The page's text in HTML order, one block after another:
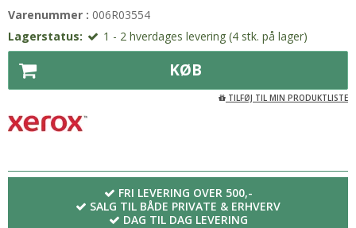
Varenummer : 006R03554
Lagerstatus:
1 - 2 hverdages levering (4 stk. på lager)
KØB
TILFØJ TIL MIN PRODUKTLISTE
FRI LEVERING OVER 500,-
SALG TIL BÅDE PRIVATE & ERHVERV
DAG TIL DAG LEVERING